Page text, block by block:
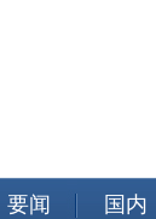
要闻 国内